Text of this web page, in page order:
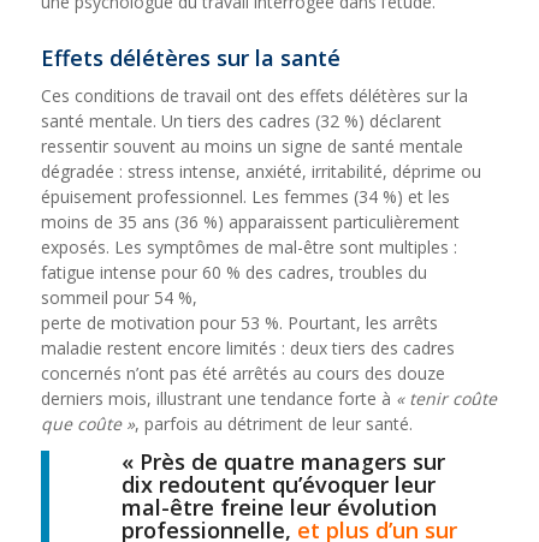
Effets délétères sur la santé
Ces conditions de travail ont des effets délétères sur la
santé mentale. Un tiers des cadres (32 %) déclarent
ressentir souvent au moins un signe de santé mentale
dégradée : stress intense, anxiété, irritabilité, déprime ou
épuisement professionnel. Les femmes (34 %) et les
moins de 35 ans (36 %) apparaissent particulièrement
exposés. Les symptômes de mal-être sont multiples :
fatigue intense pour 60 % des cadres, troubles du
sommeil pour 54 %,
perte de motivation pour 53 %. Pourtant, les arrêts
maladie restent encore limités : deux tiers des cadres
concernés n’ont pas été arrêtés au cours des douze
derniers mois, illustrant une tendance forte à « tenir coûte
que coûte », parfois au détriment de leur santé.
« Près de quatre managers sur
dix redoutent qu’évoquer leur
mal-être freine leur évolution
professionnelle, et plus d’un sur